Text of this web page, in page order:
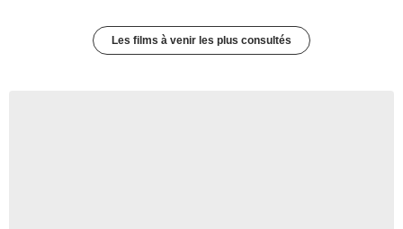
Les films à venir les plus consultés